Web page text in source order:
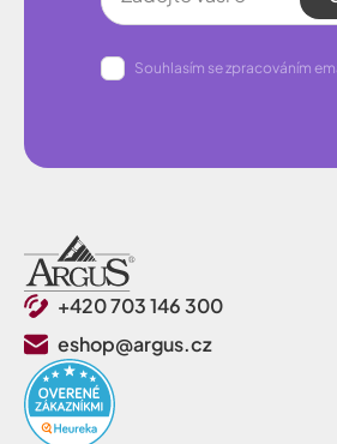
Souhlasím se zpracováním
+420 703 146 300
eshop@argus.cz